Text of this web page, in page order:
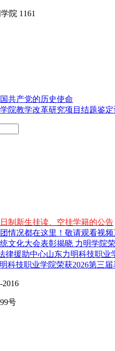
院 1161
共产党的历史使命
院教学改革研究项目结题鉴定
制新生挂读、空挂学籍的公告
情况都在这里！敬请观看视频
文化大会表彰揭晓 力明学院
律援助中心山东力明科技职业
科技职业学院荣获2026第三
号